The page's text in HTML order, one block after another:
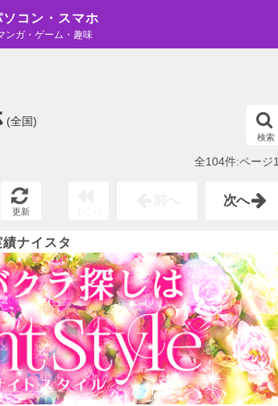
ソコン・スマホ
ンガ・ゲーム・趣味
(全国)
検索
全104件:ページ1
更新
次へ
ナイスタ